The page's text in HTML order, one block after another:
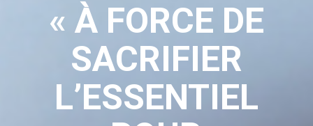
« À FORCE DE
SACRIFIER
L’ESSENTIEL